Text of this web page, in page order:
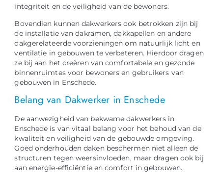
integriteit en de veiligheid van de bewoners.
Bovendien kunnen dakwerkers ook betrokken zijn bij
de installatie van dakramen, dakkapellen en andere
dakgerelateerde voorzieningen om natuurlijk licht en
ventilatie in gebouwen te verbeteren. Hierdoor dragen
ze bij aan het creëren van comfortabele en gezonde
binnenruimtes voor bewoners en gebruikers van
gebouwen in Enschede.
Belang van Dakwerker in Enschede
De aanwezigheid van bekwame dakwerkers in
Enschede is van vitaal belang voor het behoud van de
kwaliteit en veiligheid van de gebouwde omgeving.
Goed onderhouden daken beschermen niet alleen de
structuren tegen weersinvloeden, maar dragen ook bij
aan energie-efficiëntie en comfort in gebouwen.